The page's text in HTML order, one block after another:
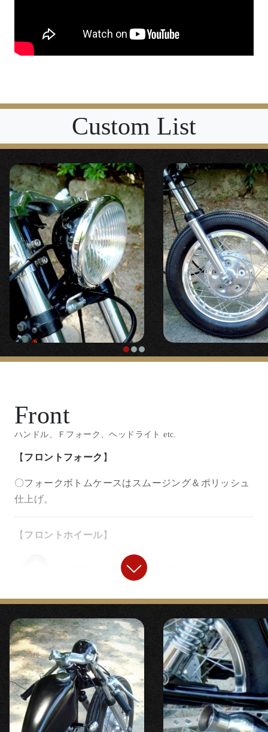
Custom List
Front
ハンドル、Ｆフォーク、ヘッドライト etc.
【 フロントフォーク 】
〇フォークボトムケースはスムージング＆ポリッシュ
仕上げ。
【 フロントホイール】
Ｈ型アルミリム 2.15 – 18
◯精度の高いＲＫ。ノーマルリムよりリム幅ワンサイ
ズアップで剛性アップとともに高いアクセント効果が
あります。
【フロントタイヤ】
『LOADSTAR4.00-18